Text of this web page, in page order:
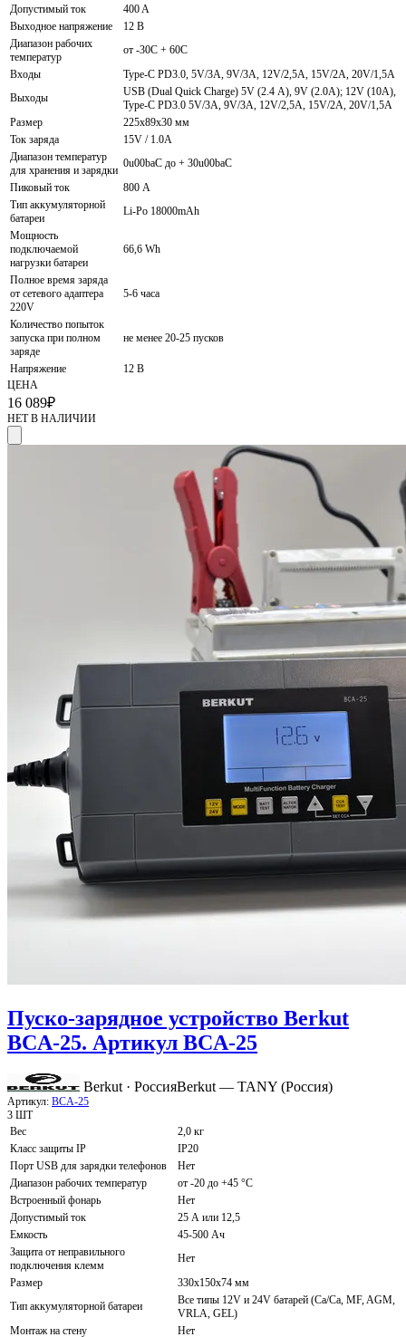
Допустимый ток
400 A
Выходное напряжение
12 В
Диапазон рабочих
температур
от -30С + 60С
Входы
Type-C PD3.0, 5V/3А, 9V/3A, 12V/2,5A, 15V/2A, 20V/1,5A
Выходы
USB (Dual Quick Charge) 5V (2.4 А), 9V (2.0A); 12V (10A),
Type-C PD3.0 5V/3А, 9V/3A, 12V/2,5A, 15V/2A, 20V/1,5A
Размер
225x89x30 мм
Ток заряда
15V / 1.0A
Диапазон температур
для хранения и зарядки
0u00baС до + 30u00baС
Пиковый ток
800 А
Тип аккумуляторной
батареи
Li-Po 18000mАh
Мощность
подключаемой
нагрузки батареи
66,6 Wh
Полное время заряда
от сетевого адаптера
220V
5-6 часа
Количество попыток
запуска при полном
заряде
не менее 20-25 пусков
Напряжение
12 В
ЦЕНА
16 089₽
НЕТ В НАЛИЧИИ
Пуско-зарядное устройство Berkut
BCA-25. Артикул BCA-25
Berkut · РоссияBerkut — TANY (Россия)
Артикул: BCA-25
3 ШТ
Вес
2,0 кг
Класс защиты IP
IP20
Порт USB для зарядки телефонов
Нет
Диапазон рабочих температур
от -20 до +45 °C
Встроенный фонарь
Нет
Допустимый ток
25 А или 12,5
Емкость
45-500 Ач
Защита от неправильного
подключения клемм
Нет
Размер
330x150x74 мм
Тип аккумуляторной батареи
Все типы 12V и 24V батарей (Сa/Ca, MF, AGM,
VRLA, GEL)
Монтаж на стену
Нет